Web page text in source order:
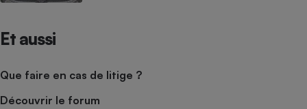
Et aussi
Que faire en cas de litige ?
Découvrir le forum